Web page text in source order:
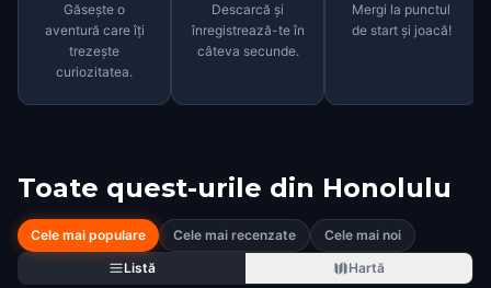
Găsește o
aventură care îți
trezește
curiozitatea.
Descarcă și
înregistrează-te în
câteva secunde.
Mergi la punctul
de start și joacă!
Toate quest-urile din Honolulu
Cele mai populare Cele mai recenzate
Cele mai noi
Listă
Hartă